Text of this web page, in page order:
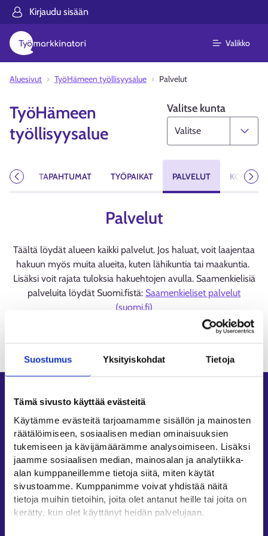
Suostumus Yksityiskohdat Tietoja
Tämä sivusto käyttää evästeitä
Käytämme evästeitä tarjoamamme sisällön ja mainosten
räätälöimiseen, sosiaalisen median ominaisuuksien
tukemiseen ja kävijämäärämme analysoimiseen. Lisäksi
jaamme sosiaalisen median, mainosalan ja analytiikka-
alan kumppaneillemme tietoja siitä, miten käytät
sivustoamme. Kumppanimme voivat yhdistää näitä
tietoja muihin tietoihin, joita olet antanut heille tai joita on
kerätty, kun olet käyttänyt heidän palvelujaan.
Kirjaudu sisään
Valikko
Aluesivut TyöHämeen työllisyysalue Palvelut
TyöHämeen
työllisyysalue
Valitse kunta
TAPAHTUMAT TYÖPAIKAT PALVELUT
Edellinen
Palvelut
Täältä löydät alueen kaikki palvelut. Jos haluat, voit laajentaa
hakuun myös muita alueita, kuten lähikuntia tai maakuntia.
Lisäksi voit rajata tuloksia hakuehtojen avulla. Saamenkielisiä
palveluita löydät Suomi.fistä: Saamenkieliset palvelut
(suomi.fi)
Ladataan
Oikopolut
Asiointi
Oma työpolku
Työnhakuprofiili
Avoimet työpaikat
Tietoa muilla kielillä
Asiakaspalvelu